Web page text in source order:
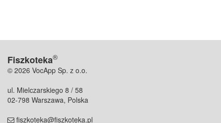
Fiszkoteka®
© 2026 VocApp Sp. z o.o.
ul. Mielczarskiego 8 / 58
02-798 Warszawa, Polska
fiszkoteka@fiszkoteka.pl